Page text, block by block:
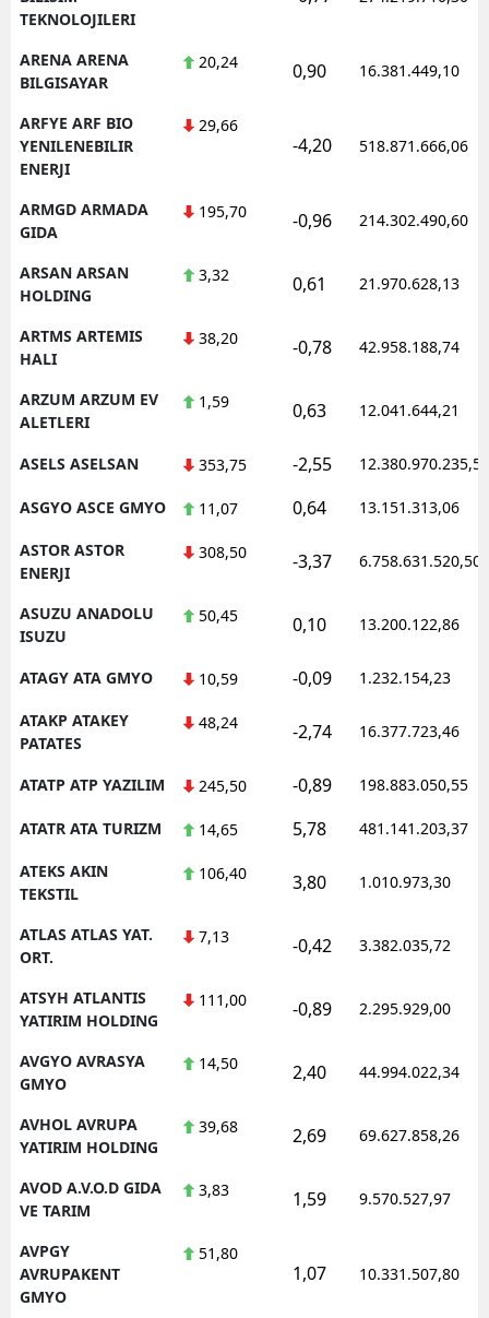
TEKNOLOJILERI
ARENA ARENA
BILGISAYAR
20,24 0,90 16.381.449,10
ARFYE ARF BIO
YENILENEBILIR
ENERJI
29,66
-4,20 518.871.666,06
ARMGD ARMADA
GIDA
195,70 -0,96 214.302.490,60
ARSAN ARSAN
HOLDING
3,32 0,61 21.970.628,13
ARTMS ARTEMIS
HALI
38,20 -0,78 42.958.188,74
ARZUM ARZUM EV
ALETLERI
1,59 0,63 12.041.644,21
ASELS ASELSAN 353,75 -2,55 12.380.970.235,50
ASGYO ASCE GMYO 11,07 0,64 13.151.313,06
ASTOR ASTOR
ENERJI
308,50 -3,37 6.758.631.520,50
ASUZU ANADOLU
ISUZU
50,45 0,10 13.200.122,86
ATAGY ATA GMYO 10,59 -0,09 1.232.154,23
ATAKP ATAKEY
PATATES
48,24 -2,74 16.377.723,46
ATATP ATP YAZILIM 245,50 -0,89 198.883.050,55
ATATR ATA TURIZM 14,65 5,78 481.141.203,37
ATEKS AKIN
TEKSTIL
106,40 3,80 1.010.973,30
ATLAS ATLAS YAT.
ORT.
7,13 -0,42 3.382.035,72
ATSYH ATLANTIS
YATIRIM HOLDING
111,00 -0,89 2.295.929,00
AVGYO AVRASYA
GMYO
14,50 2,40 44.994.022,34
AVHOL AVRUPA
YATIRIM HOLDING
39,68 2,69 69.627.858,26
AVOD A.V.O.D GIDA
VE TARIM
3,83 1,59 9.570.527,97
AVPGY
AVRUPAKENT
GMYO
51,80
1,07 10.331.507,80